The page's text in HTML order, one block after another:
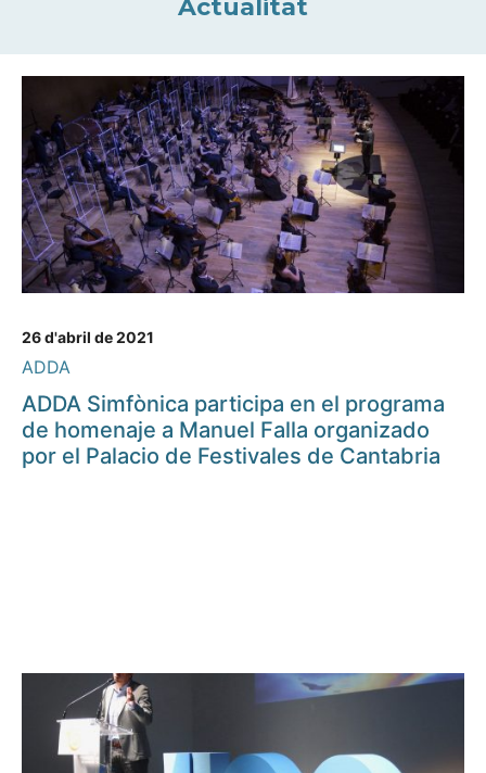
Actualitat
26 d'abril de 2021
ADDA
ADDA Simfònica participa en el programa
de homenaje a Manuel Falla organizado
por el Palacio de Festivales de Cantabria